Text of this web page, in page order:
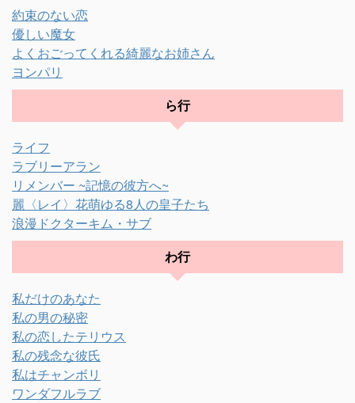
約束のない恋
優しい魔女
よくおごってくれる綺麗なお姉さん
ヨンパリ
ら行
ライフ
ラブリーアラン
リメンバー ~記憶の彼方へ~
麗〈レイ〉花萌ゆる8人の皇子たち
浪漫ドクターキム・サブ
わ行
私だけのあなた
私の男の秘密
私の恋したテリウス
私の残念な彼氏
私はチャンボリ
ワンダフルラブ